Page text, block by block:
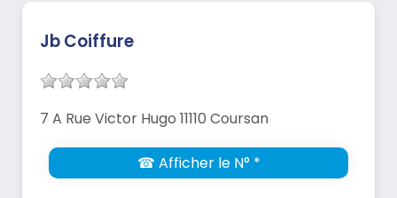
Jb Coiffure
7 A Rue Victor Hugo 11110 Coursan
☎ Afficher le N° *